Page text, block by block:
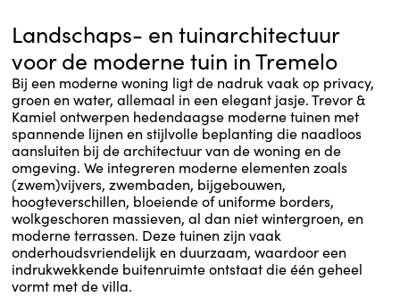
Landschaps- en tuinarchitectuur
voor de moderne tuin in Tremelo
Bij een moderne woning ligt de nadruk vaak op privacy,
groen en water, allemaal in een elegant jasje. Trevor &
Kamiel ontwerpen hedendaagse moderne tuinen met
spannende lijnen en stijlvolle beplanting die naadloos
aansluiten bij de architectuur van de woning en de
omgeving. We integreren moderne elementen zoals
(zwem)vijvers, zwembaden, bijgebouwen,
hoogteverschillen, bloeiende of uniforme borders,
wolkgeschoren massieven, al dan niet wintergroen, en
moderne terrassen. Deze tuinen zijn vaak
onderhoudsvriendelijk en duurzaam, waardoor een
indrukwekkende buitenruimte ontstaat die één geheel
vormt met de villa.